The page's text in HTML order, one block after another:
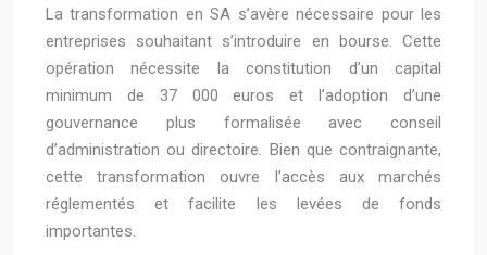
La transformation en SA s’avère nécessaire pour les
entreprises souhaitant s’introduire en bourse. Cette
opération nécessite la constitution d’un capital
minimum de 37 000 euros et l’adoption d’une
gouvernance plus formalisée avec conseil
d’administration ou directoire. Bien que contraignante,
cette transformation ouvre l’accès aux marchés
réglementés et facilite les levées de fonds
importantes.